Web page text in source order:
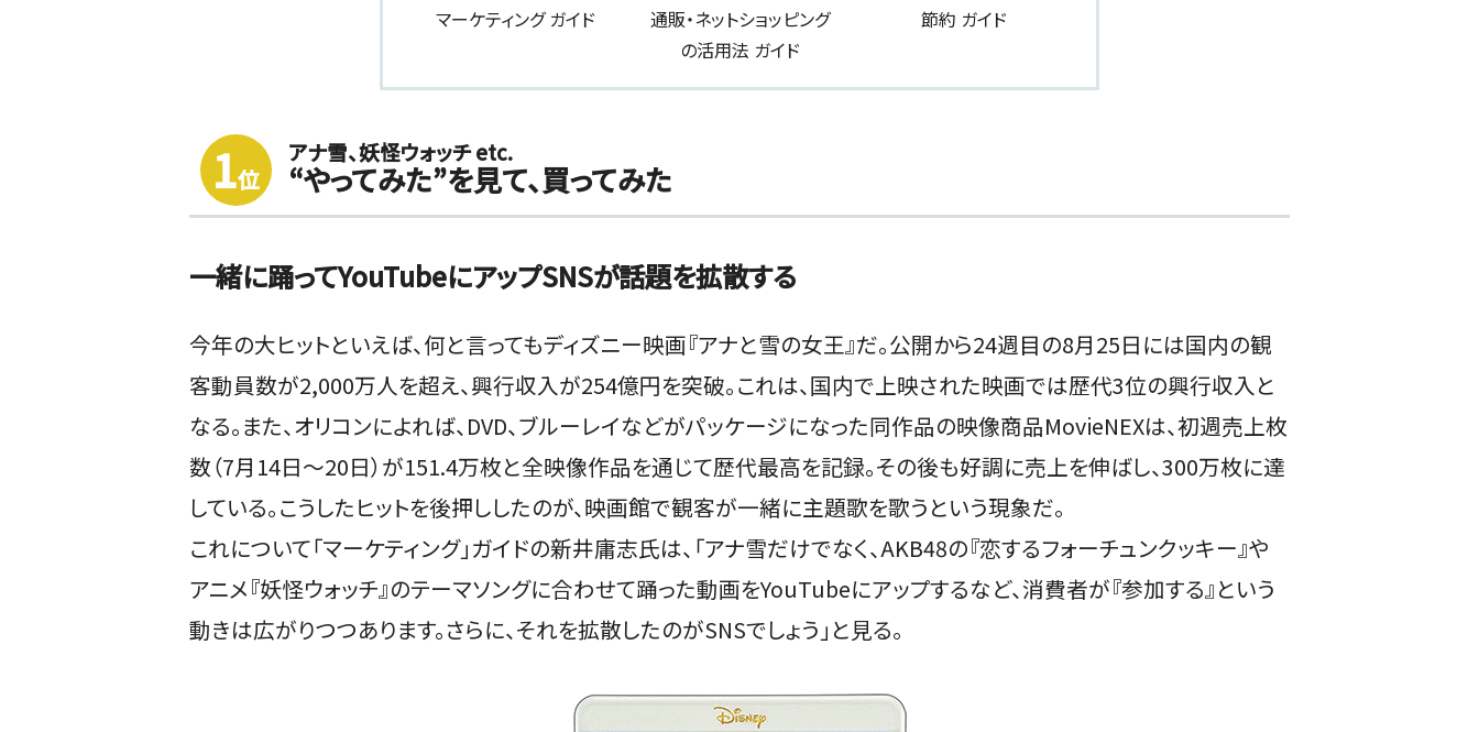
マーケティングガイド
通販・ネットショッピング
の活用法 ガイド
節約 ガイド
1位
アナ雪、妖怪ウォッチ etc.
“やってみた”を見て、買ってみた
一緒に踊ってYouTubeにアップSNSが話題を拡散する
今年の大ヒットといえば、何と言ってもディズニー映画『アナと雪の女王』だ。公開から24週目の8月25日には国内の観
客動員数が2,000万人を超え、興行収入が254億円を突破。これは、国内で上映された映画では歴代3位の興行収入と
なる。また、オリコンによれば、DVD、ブルーレイなどがパッケージになった同作品の映像商品MovieNEXは、初週売上枚
数（7月14日～20日）が151.4万枚と全映像作品を通じて歴代最高を記録。その後も好調に売上を伸ばし、300万枚に達
している。こうしたヒットを後押ししたのが、映画館で観客が一緒に主題歌を歌うという現象だ。
これについて「マーケティング」ガイドの新井庸志氏は、「アナ雪だけでなく、AKB48の『恋するフォーチュンクッキー』や
アニメ『妖怪ウォッチ』のテーマソングに合わせて踊った動画をYouTubeにアップするなど、消費者が『参加する』という
動きは広がりつつあります。さらに、それを拡散したのがSNSでしょう」と見る。